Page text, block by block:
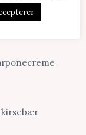
kirsebær